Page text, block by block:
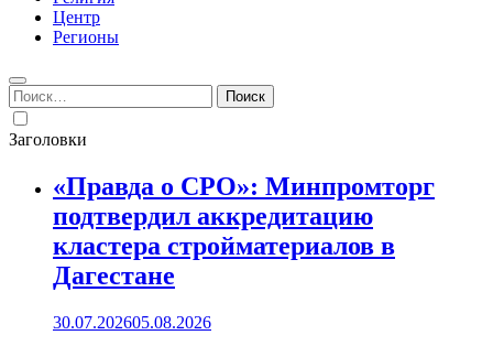
Центр
Регионы
Найти:
Заголовки
«Правда о СРО»: Минпромторг
подтвердил аккредитацию
кластера стройматериалов в
Дагестане
30.07.202605.08.2026